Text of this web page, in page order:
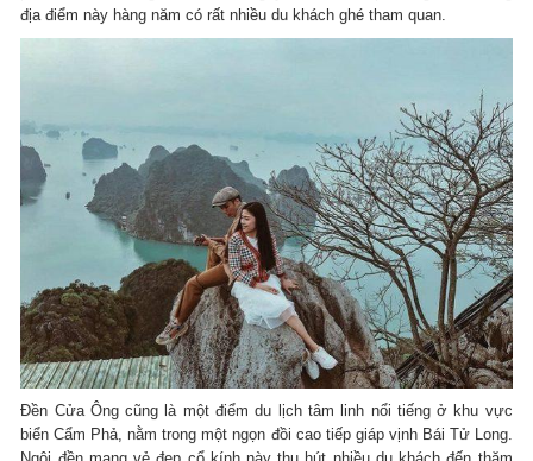
địa điểm này hàng năm có rất nhiều du khách ghé tham quan.
Đền Cửa Ông cũng là một điểm du lịch tâm linh nổi tiếng ở khu vực
biển Cẩm Phả, nằm trong một ngọn đồi cao tiếp giáp vịnh Bái Tử Long.